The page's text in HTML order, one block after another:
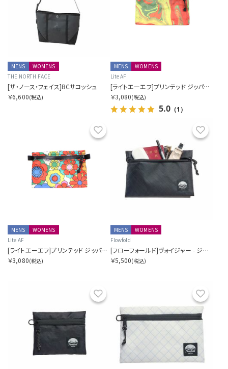
MENS
WOMENS
THE NORTH FACE
[ザ・ノース・フェイス]BCサコッシュ
￥6,600(税込)
MENS
WOMENS
Lite AF
[ライトエーエフ]プリンテッド ジッパーポーチ AKA ハイカーウォレット
￥3,080(税込)
5.0（1）
お気に入り
MENS
WOMENS
Lite AF
[ライトエーエフ]プリンテッド ジッパーポーチ AKA ハイカーウォレット
￥3,080(税込)
MENS
WOMENS
Flowfold
[フローフォールド]ヴォイジャー - ジッパーポーチ - M
￥5,500(税込)
お気に入り